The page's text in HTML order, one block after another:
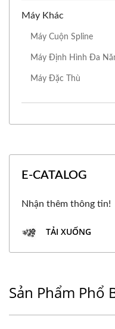
Máy Khác
Máy Cuộn Spline
Máy Định Hình Đa
Máy Đặc Thù
E-CATALOG
Nhận thêm thông tin!
TẢI XUỐNG
Sản Phẩm Phổ